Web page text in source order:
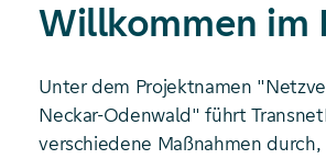
Willkommen im
Unter dem Projektnamen
Neckar-Odenwald" führt
verschiedene Maßnahmen durch,